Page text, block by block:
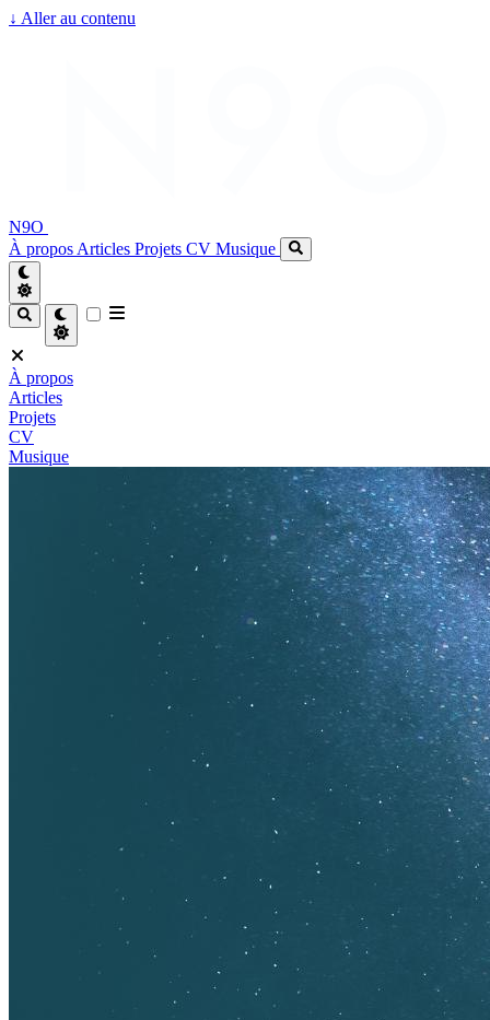
↓ Aller au contenu
N9O
À propos Articles Projets CV Musique
À propos
Articles
Projets
CV
Musique